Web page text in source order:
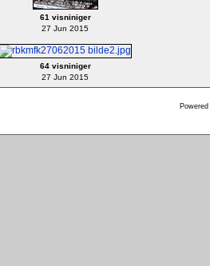
61 visniniger
27 Jun 2015
64 visniniger
27 Jun 2015